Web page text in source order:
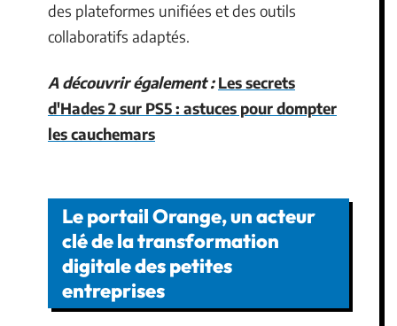
des plateformes unifiées et des outils
collaboratifs adaptés.
A découvrir également : Les secrets
d'Hades 2 sur PS5 : astuces pour dompter
les cauchemars
Le portail Orange, un acteur
clé de la transformation
digitale des petites
entreprises